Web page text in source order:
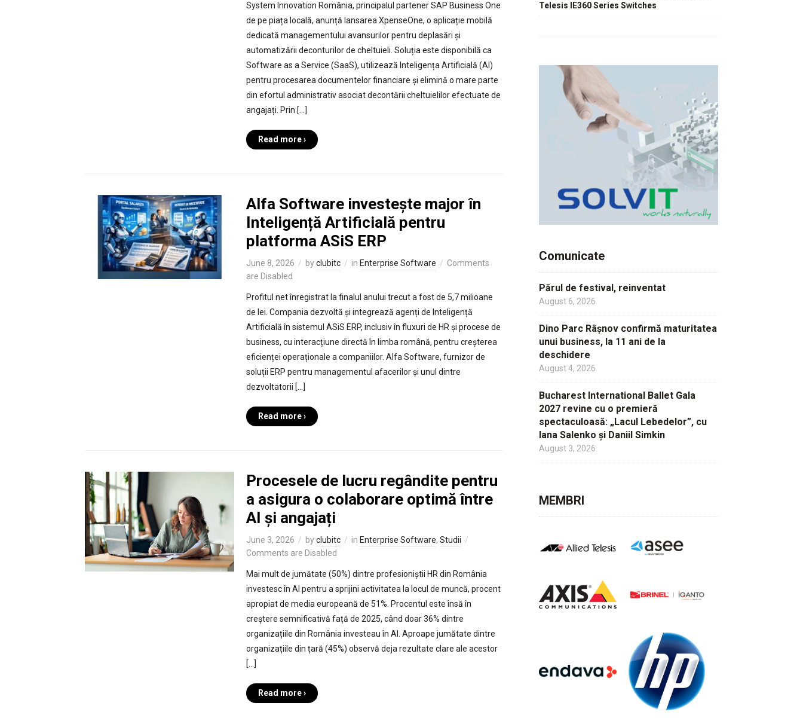
System Innovation România, principalul partener SAP Business One
de pe piața locală, anunță lansarea XpenseOne, o aplicație mobilă
dedicată managementului avansurilor pentru deplasări și
automatizării deconturilor de cheltuieli. Soluția este disponibilă ca
Software as a Service (SaaS), utilizează Inteligența Artificială (AI)
pentru procesarea documentelor financiare și elimină o mare parte
din efortul administrativ asociat decontării cheltuielilor efectuate de
angajați. Prin […]
Read more ›
Alfa Software investește major în
Inteligență Artificială pentru
platforma ASiS ERP
June 8, 2026 byclubitc in Enterprise Software
Comments
are Disabled
Profitul net înregistrat la finalul anului trecut a fost de 5,7 milioane
de lei. Compania dezvoltă și integrează agenți de Inteligență
Artificială în sistemul ASiS ERP, inclusiv în fluxuri de HR și procese de
business, cu interacțiune directă în limba română, pentru creșterea
eficienței operaționale a companiilor. Alfa Software, furnizor de
soluții ERP pentru managementul afacerilor și unul dintre
dezvoltatorii […]
Read more ›
Procesele de lucru regândite pentru
a asigura o colaborare optimă între
AI și angajați
June 3, 2026 byclubitc in Enterprise Software, Studii
Comments are Disabled
Mai mult de jumătate (50%) dintre profesioniștii HR din România
investesc în AI pentru a sprijini activitatea la locul de muncă, procent
apropiat de media europeană de 51%. Procentul este însă în
creștere semnificativă față de 2025, când doar 36% dintre
organizațiile din România investeau în AI. Aproape jumătate dintre
organizațiile din țară (45%) observă deja rezultate clare ale acestor
[…]
Read more ›
Telesis IE360 Series Switches
Comunicate
Părul de festival, reinventat
August 6, 2026
Dino Parc Râșnov confirmă maturitatea
unui business, la 11 ani de la
deschidere
August 4, 2026
Bucharest International Ballet Gala
2027 revine cu o premieră
spectaculoasă: „Lacul Lebedelor”, cu
Iana Salenko și Daniil Simkin
August 3, 2026
MEMBRI